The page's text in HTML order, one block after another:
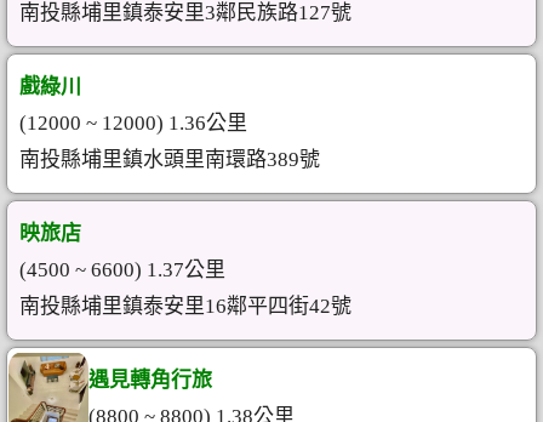
南投縣埔里鎮泰安里3鄰民族路127號
戲綠川
(12000 ~ 12000) 1.36公里
南投縣埔里鎮水頭里南環路389號
映旅店
(4500 ~ 6600) 1.37公里
南投縣埔里鎮泰安里16鄰平四街42號
遇見轉角行旅
(8800 ~ 8800) 1.38公里